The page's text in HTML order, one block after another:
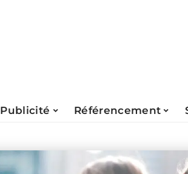
Publicité Référencement